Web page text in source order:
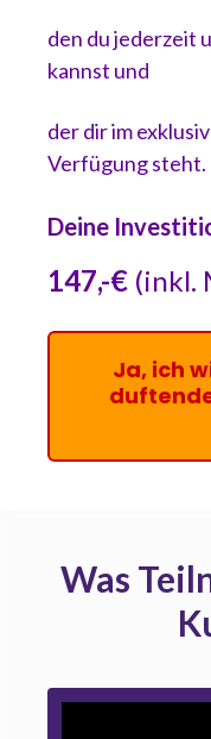
den du jederzeit
kannst und
der dir im
Verfügung steht.
Deine
147,-€ (inkl.
Ja, ich
Was